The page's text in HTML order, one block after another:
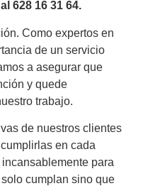
628 16 31 64.
Como expertos en
de un servicio
a asegurar que
y quede
trabajo.
de nuestros clientes
en cada
para
cumplan sino que